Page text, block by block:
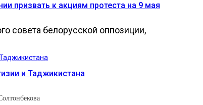
призвать к акциям протеста на 9 мая
совета белорусской оппозиции,
и Таджикистана